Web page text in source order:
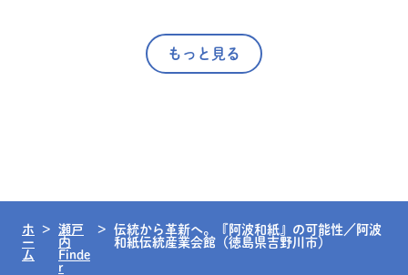
もっと見る
ホ
ー
ム
瀬戸
内
Finde
r
伝統から革新へ。『阿波和紙』の可能性／阿波
和紙伝統産業会館（徳島県吉野川市）